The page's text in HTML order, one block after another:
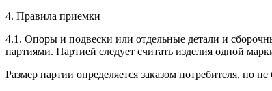
4. Правила приемки
4.1. Опоры и подвески или отдельные детали и
партиями. Партией следует считать изделия одной
Размер партии определяется заказом потребителя, но